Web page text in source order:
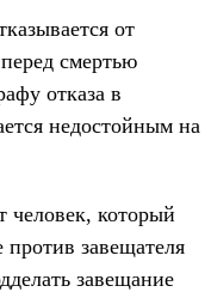
от
смертью
отказа в
недостойным на
человек, который
завещателя
завещание